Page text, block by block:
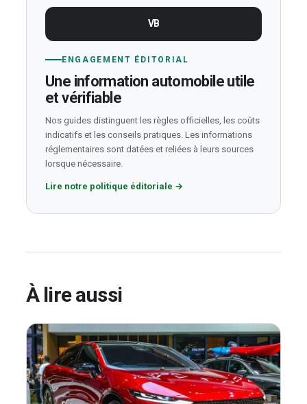
VB
ENGAGEMENT ÉDITORIAL
Une information automobile utile
et vérifiable
Nos guides distinguent les règles officielles, les coûts
indicatifs et les conseils pratiques. Les informations
réglementaires sont datées et reliées à leurs sources
lorsque nécessaire.
Lire notre politique éditoriale →
À lire aussi